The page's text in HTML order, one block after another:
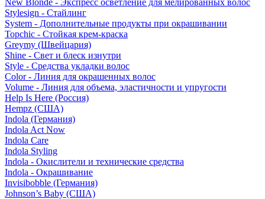
New Blonde - Экспресс осветление для мелированных волос
Stylesign - Стайлинг
System - Дополнительные продукты при окрашивании
Topchic - Стойкая крем-краска
Greymy (Швейцария)
Shine - Свет и блеск изнутри
Style - Средства укладки волос
Color - Линия для окрашенных волос
Volume - Линия для объема, эластичности и упругости
Help Is Here (Россия)
Hempz (США)
Indola (Германия)
Indola Act Now
Indola Care
Indola Styling
Indola - Окислители и технические средства
Indola - Окрашивание
Invisibobble (Германия)
Johnson’s Baby (США)